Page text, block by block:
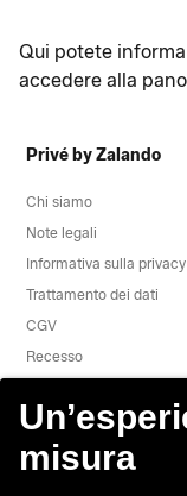
Qui potete
accedere alla
Privé by Zalando
Chi siamo
Note legali
Informativa sulla privacy
Trattamento dei dati
CGV
Recesso
Segnala una
Sicurezza del prodotto